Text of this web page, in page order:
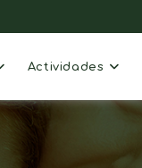
Actividades